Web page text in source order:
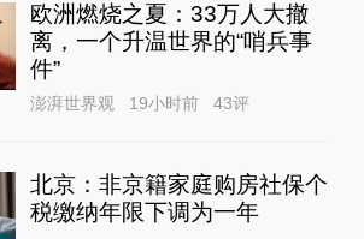
欧洲燃烧之夏：33万人大撤
离，一个升温世界的“哨兵事
件”
澎湃世界观 19小时前 43评
北京：非京籍家庭购房社保个
税缴纳年限下调为一年